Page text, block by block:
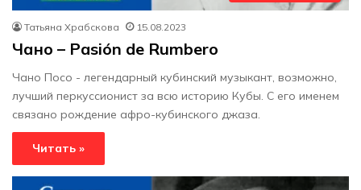
Татьяна Храбскова 15.08.2023
Чано – Pasión de Rumbero
Чано Посо - легендарный кубинский музыкант, возможно,
лучший перкуссионист за всю историю Кубы. С его именем
связано рождение афро-кубинского джаза.
Читать »